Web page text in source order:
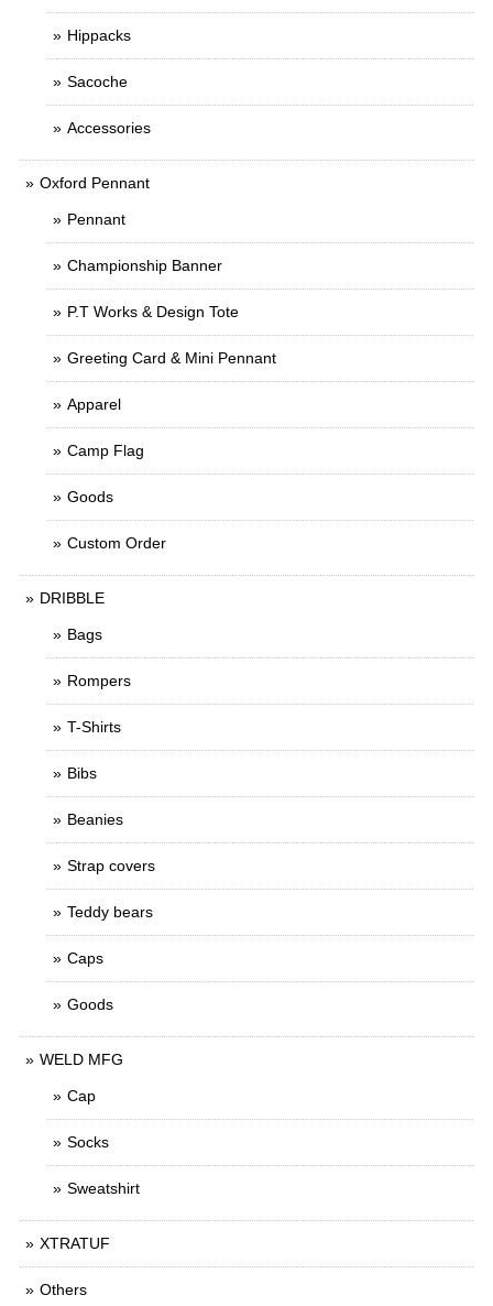
Hippacks
Sacoche
Accessories
Oxford Pennant
Pennant
Championship Banner
P.T Works & Design Tote
Greeting Card & Mini Pennant
Apparel
Camp Flag
Goods
Custom Order
DRIBBLE
Bags
Rompers
T-Shirts
Bibs
Beanies
Strap covers
Teddy bears
Caps
Goods
WELD MFG
Cap
Socks
Sweatshirt
XTRATUF
Others